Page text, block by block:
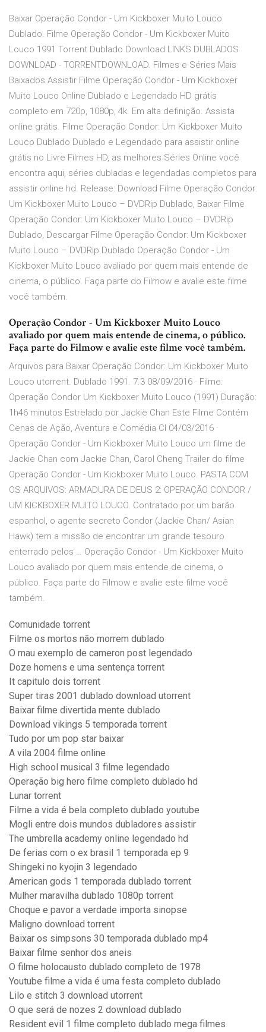
Baixar Operação Condor - Um Kickboxer Muito Louco
Dublado. Filme Operação Condor - Um Kickboxer Muito
Louco 1991 Torrent Dublado Download LINKS DUBLADOS
DOWNLOAD - TORRENTDOWNLOAD. Filmes e Séries Mais
Baixados Assistir Filme Operação Condor - Um Kickboxer
Muito Louco Online Dublado e Legendado HD grátis
completo em 720p, 1080p, 4k. Em alta definição. Assista
online grátis. Filme Operação Condor: Um Kickboxer Muito
Louco Dublado Dublado e Legendado para assistir online
grátis no Livre Filmes HD, as melhores Séries Online você
encontra aqui, séries dubladas e legendadas completos para
assistir online hd. Release: Download Filme Operação Condor:
Um Kickboxer Muito Louco – DVDRip Dublado, Baixar Filme
Operação Condor: Um Kickboxer Muito Louco – DVDRip
Dublado, Descargar Filme Operação Condor: Um Kickboxer
Muito Louco – DVDRip Dublado Operação Condor - Um
Kickboxer Muito Louco avaliado por quem mais entende de
cinema, o público. Faça parte do Filmow e avalie este filme
você também.
Operação Condor - Um Kickboxer Muito Louco
avaliado por quem mais entende de cinema, o público.
Faça parte do Filmow e avalie este filme você também.
Arquivos para Baixar Operação Condor: Um Kickboxer Muito
Louco utorrent. Dublado 1991. 7.3 08/09/2016 · Filme:
Operação Condor Um Kickboxer Muito Louco (1991) Duração:
1h46 minutos Estrelado por Jackie Chan Este Filme Contém
Cenas de Ação, Aventura e Comédia Cl 04/03/2016 ·
Operação Condor - Um Kickboxer Muito Louco um filme de
Jackie Chan com Jackie Chan, Carol Cheng Trailer do filme
Operação Condor - Um Kickboxer Muito Louco. PASTA COM
OS ARQUIVOS: ARMADURA DE DEUS 2: OPERAÇÃO CONDOR /
UM KICKBOXER MUITO LOUCO. Contratado por um barão
espanhol, o agente secreto Condor (Jackie Chan/ Asian
Hawk) tem a missão de encontrar um grande tesouro
enterrado pelos … Operação Condor - Um Kickboxer Muito
Louco avaliado por quem mais entende de cinema, o
público. Faça parte do Filmow e avalie este filme você
também.
Comunidade torrent
Filme os mortos não morrem dublado
O mau exemplo de cameron post legendado
Doze homens e uma sentença torrent
It capitulo dois torrent
Super tiras 2001 dublado download utorrent
Baixar filme divertida mente dublado
Download vikings 5 temporada torrent
Tudo por um pop star baixar
A vila 2004 filme online
High school musical 3 filme legendado
Operação big hero filme completo dublado hd
Lunar torrent
Filme a vida é bela completo dublado youtube
Mogli entre dois mundos dubladores assistir
The umbrella academy online legendado hd
De ferias com o ex brasil 1 temporada ep 9
Shingeki no kyojin 3 legendado
American gods 1 temporada dublado torrent
Mulher maravilha dublado 1080p torrent
Choque e pavor a verdade importa sinopse
Maligno download torrent
Baixar os simpsons 30 temporada dublado mp4
Baixar filme senhor dos aneis
O filme holocausto dublado completo de 1978
Youtube filme a vida é uma festa completo dublado
Lilo e stitch 3 download utorrent
O que será de nozes 2 download dublado
Resident evil 1 filme completo dublado mega filmes